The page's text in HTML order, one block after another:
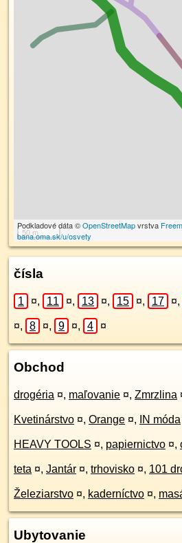
50 m
Podkladové dáta ©OpenStreetMapvrstva
bana.oma.sk/u/osvety
čísla
1 ¤, 11 ¤, 13 ¤, 15 ¤, 17 ¤,
¤, 8 ¤, 9 ¤, 4 ¤
Obchod
drogéria ¤, maľovanie ¤, Zmrzlina
Kvetinárstvo ¤, Orange ¤, IN móda
HEAVY TOOLS ¤, papiernictvo ¤,
teta ¤, Jantár ¤, trhovisko ¤, 101
Železiarstvo ¤, kaderníctvo ¤,
Ubytovanie